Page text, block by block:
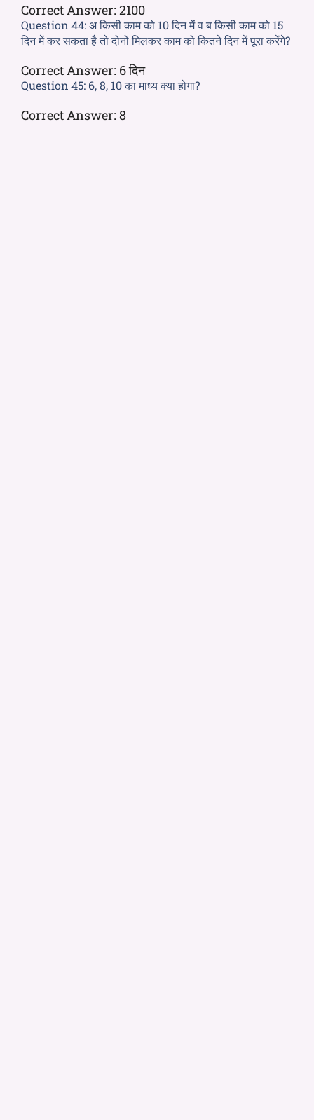
Correct Answer: 2100
Question 44:अ किसी काम को 10 दिन में व ब किसी काम को 15
दिन में कर सकता है तो दोनों मिलकर काम को कितने दिन में पूरा करेंगे?
Correct Answer: 6 दिन
Question 45: 6, 8, 10 का माध्य क्या होगा?
Correct Answer: 8